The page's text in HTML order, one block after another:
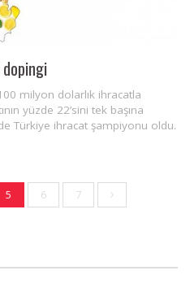
dopingi
milyon dolarlık ihracatla
yüzde 22’sini tek başına
Türkiye ihracat şampiyonu oldu.
5 6 7